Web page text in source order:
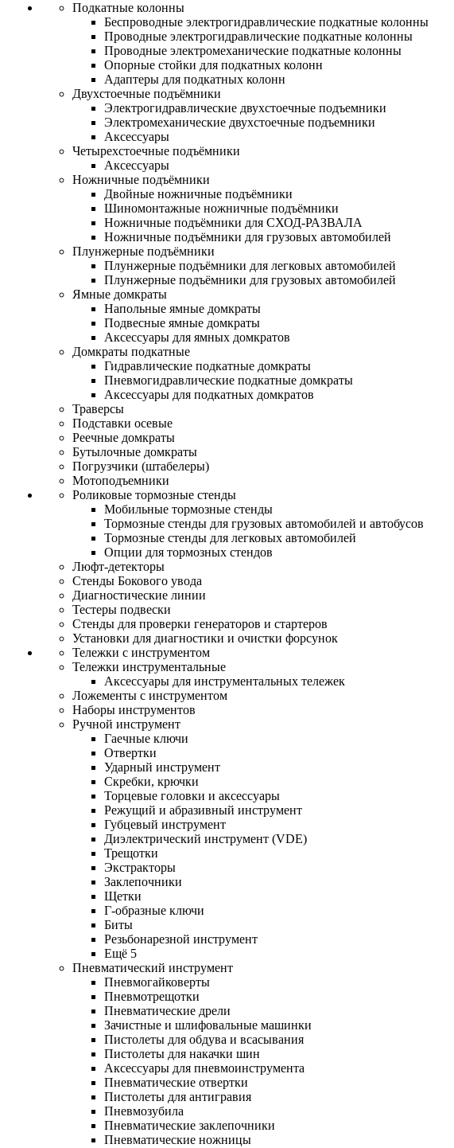
Подкатные колонны
Беспроводные электрогидравлические подкатные колонны
Проводные электрогидравлические подкатные колонны
Проводные электромеханические подкатные колонны
Опорные стойки для подкатных колонн
Адаптеры для подкатных колонн
Двухстоечные подъёмники
Электрогидравлические двухстоечные подъемники
Электромеханические двухстоечные подъемники
Аксессуары
Четырехстоечные подъёмники
Аксессуары
Ножничные подъёмники
Двойные ножничные подъёмники
Шиномонтажные ножничные подъёмники
Ножничные подъёмники для СХОД-РАЗВАЛА
Ножничные подъёмники для грузовых автомобилей
Плунжерные подъёмники
Плунжерные подъёмники для легковых автомобилей
Плунжерные подъёмники для грузовых автомобилей
Ямные домкраты
Напольные ямные домкраты
Подвесные ямные домкраты
Аксессуары для ямных домкратов
Домкраты подкатные
Гидравлические подкатные домкраты
Пневмогидравлические подкатные домкраты
Аксессуары для подкатных домкратов
Траверсы
Подставки осевые
Реечные домкраты
Бутылочные домкраты
Погрузчики (штабелеры)
Мотоподъемники
Роликовые тормозные стенды
Мобильные тормозные стенды
Тормозные стенды для грузовых автомобилей и автобусов
Тормозные стенды для легковых автомобилей
Опции для тормозных стендов
Люфт-детекторы
Стенды Бокового увода
Диагностические линии
Тестеры подвески
Стенды для проверки генераторов и стартеров
Установки для диагностики и очистки форсунок
Тележки с инструментом
Тележки инструментальные
Аксессуары для инструментальных тележек
Ложементы с инструментом
Наборы инструментов
Ручной инструмент
Гаечные ключи
Отвертки
Ударный инструмент
Скребки, крючки
Торцевые головки и аксессуары
Режущий и абразивный инструмент
Губцевый инструмент
Диэлектрический инструмент (VDE)
Трещотки
Экстракторы
Заклепочники
Щетки
Г-образные ключи
Биты
Резьбонарезной инструмент
Ещё 5
Пневматический инструмент
Пневмогайковерты
Пневмотрещотки
Пневматические дрели
Зачистные и шлифовальные машинки
Пистолеты для обдува и всасывания
Пистолеты для накачки шин
Аксессуары для пневмоинструмента
Пневматические отвертки
Пистолеты для антигравия
Пневмозубила
Пневматические заклепочники
Пневматические ножницы